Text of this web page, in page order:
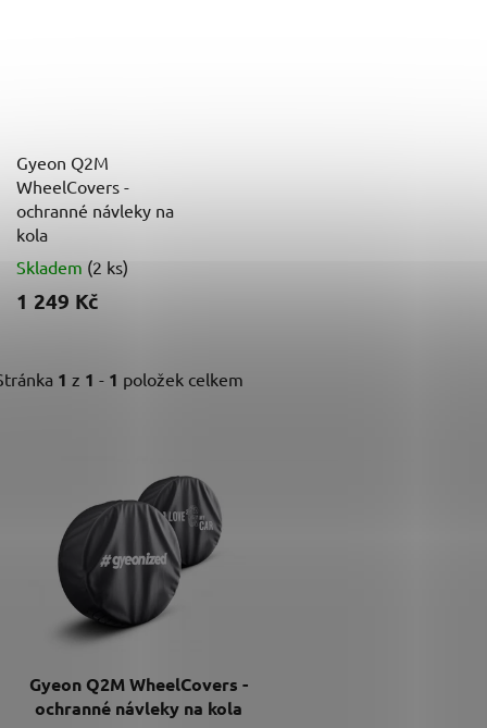
Gyeon Q2M
WheelCovers -
ochranné návleky na
kola
Skladem (2 ks)
1 249 Kč
1 z 1 - 1 položek celkem
Gyeon Q2M WheelCovers -
ochranné návleky na kola